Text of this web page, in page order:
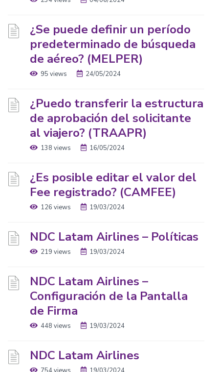
¿Se puede definir un período
predeterminado de búsqueda
de aéreo? (MELPER)
95 views 24/05/2024
¿Puedo transferir la estructura
de aprobación del solicitante
al viajero? (TRAAPR)
138 views 16/05/2024
¿Es posible editar el valor del
Fee registrado? (CAMFEE)
126 views 19/03/2024
NDC Latam Airlines – Políticas
219 views 19/03/2024
NDC Latam Airlines –
Configuración de la Pantalla
de Firma
448 views 19/03/2024
NDC Latam Airlines